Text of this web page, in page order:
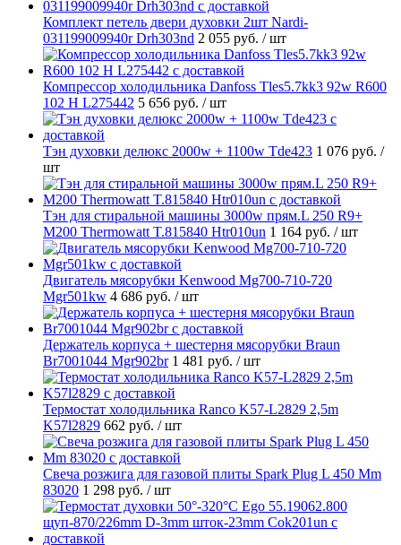
Комплект петель двери духовки 2шт Nardi-
031199009940r Drh303nd 2 055 руб. / шт
Компрессор холодильника Danfoss Tles5.7kk3 92w R600
102 H L275442 5 656 руб. / шт
Тэн духовки делюкс 2000w + 1100w Tde423 1 076 руб. /
шт
Тэн для стиральной машины 3000w прям.L 250 R9+
M200 Thermowatt T.815840 Htr010un 1 164 руб. / шт
Двигатель мясорубки Kenwood Mg700-710-720
Mgr501kw 4 686 руб. / шт
Держатель корпуса + шестерня мясорубки Braun
Br7001044 Mgr902br 1 481 руб. / шт
Термостат холодильника Ranco K57-L2829 2,5m
K57l2829 662 руб. / шт
Свеча розжига для газовой плиты Spark Plug L 450 Mm
83020 1 298 руб. / шт